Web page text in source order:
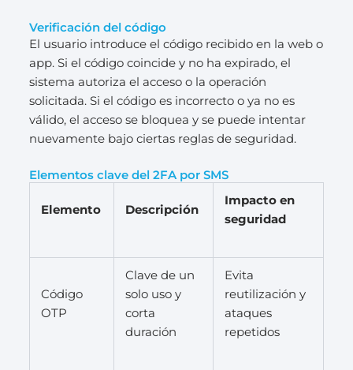
Verificación del código
El usuario introduce el código recibido en la web o
app. Si el código coincide y no ha expirado, el
sistema autoriza el acceso o la operación
solicitada. Si el código es incorrecto o ya no es
válido, el acceso se bloquea y se puede intentar
nuevamente bajo ciertas reglas de seguridad.
Elementos clave del 2FA por SMS
Elemento Descripción
Impacto en
seguridad
Código
OTP
Clave de un
solo uso y
corta
duración
Evita
reutilización y
ataques
repetidos